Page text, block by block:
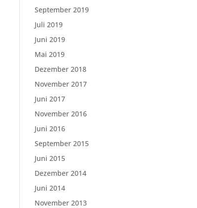
September 2019
Juli 2019
Juni 2019
Mai 2019
Dezember 2018
November 2017
Juni 2017
November 2016
Juni 2016
September 2015
Juni 2015
Dezember 2014
Juni 2014
November 2013